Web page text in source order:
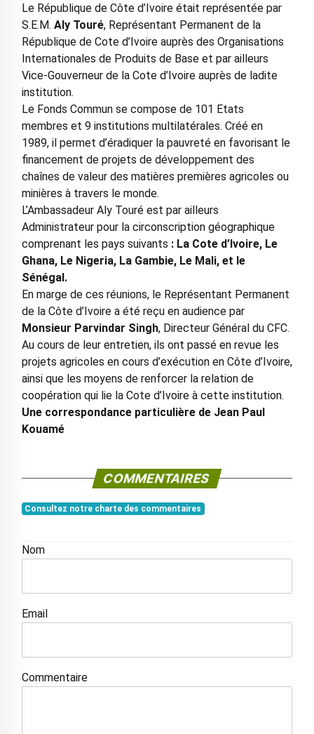
Le République de Côte d’Ivoire était représentée par
S.E.M. Aly Touré, Représentant Permanent de la
République de Cote d’Ivoire auprès des Organisations
Internationales de Produits de Base et par ailleurs
Vice-Gouverneur de la Cote d’Ivoire auprès de ladite
institution.
Le Fonds Commun se compose de 101 Etats
membres et 9 institutions multilatérales. Créé en
1989, il permet d’éradiquer la pauvreté en favorisant le
financement de projets de développement des
chaînes de valeur des matières premières agricoles ou
minières à travers le monde.
L’Ambassadeur Aly Touré est par ailleurs
Administrateur pour la circonscription géographique
comprenant les pays suivants : La Cote d’Ivoire, Le
Ghana, Le Nigeria, La Gambie, Le Mali, et le
Sénégal.
En marge de ces réunions, le Représentant Permanent
de la Côte d’Ivoire a été reçu en audience par
Monsieur Parvindar Singh, Directeur Général du CFC.
Au cours de leur entretien, ils ont passé en revue les
projets agricoles en cours d’exécution en Côte d’Ivoire,
ainsi que les moyens de renforcer la relation de
coopération qui lie la Cote d’Ivoire à cette institution.
Une correspondance particulière de Jean Paul
Kouamé
COMMENTAIRES
Consultez notre charte des commentaires
Nom
Email
Commentaire